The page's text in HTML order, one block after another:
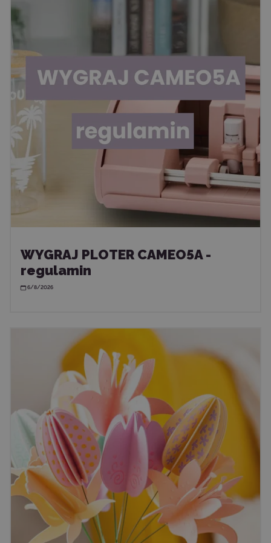
WYGRAJ PLOTER CAMEO5A -
regulamin
6/8/2026